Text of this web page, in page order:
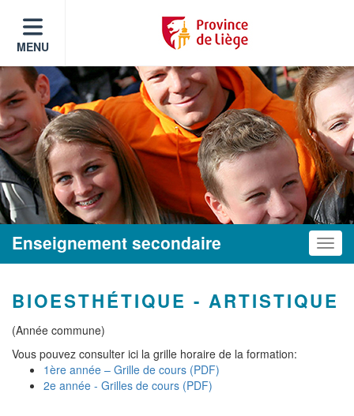
MENU
Enseignement secondaire
BIOESTHÉTIQUE - ARTISTIQUE
(Année commune)
Vous pouvez consulter ici la grille horaire de la formation:
1ère année – Grille de cours (PDF)
2e année - Grilles de cours (PDF)